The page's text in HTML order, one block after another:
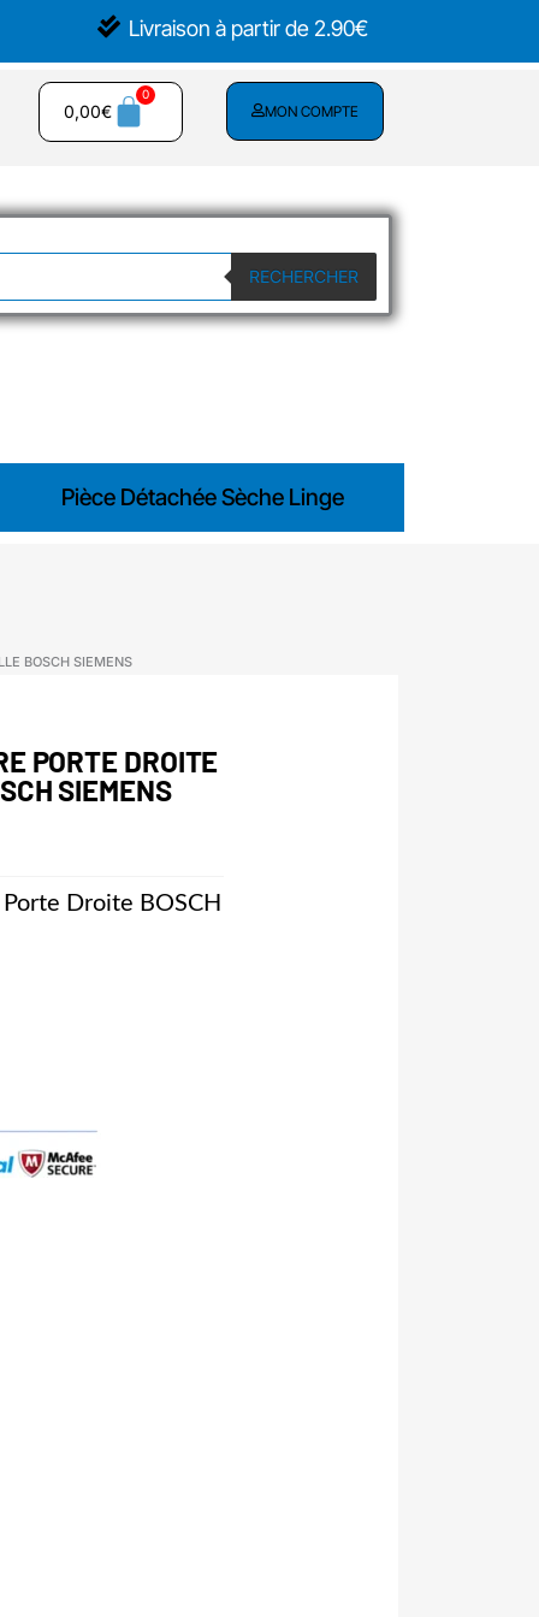
Livraison à partir de 2.90€
0,00€ MON COMPTE
RECHERCHER
Pièce Détachée Sèche Linge
BOSCH SIEMENS
PORTE DROITE
SIEMENS
Droite BOSCH